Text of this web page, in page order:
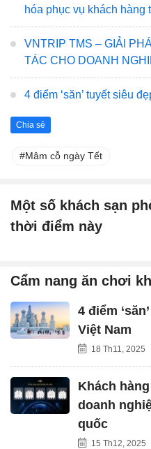
hóa phục vụ khách hàng
VNTRIP TMS – GIẢI
TÁC CHO DOANH
4 điểm ‘săn’ tuyết siêu
Chia sẻ
Mâm cỗ ngày Tết
Một số khách sạn
thời điểm này
Cẩm nang ăn chơi
4 điểm
Việt Nam
18 Th11, 2025
Khách
doanh
quốc
15 Th12, 2025